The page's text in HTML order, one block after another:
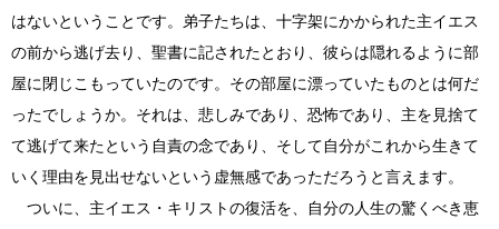
はないということです。弟子たちは、十字架にかかられた主イエス
の前から逃げ去り、聖書に記されたとおり、彼らは隠れるように部
屋に閉じこもっていたのです。その部屋に漂っていたものとは何だ
ったでしょうか。それは、悲しみであり、恐怖であり、主を見捨て
て逃げて来たという自責の念であり、そして自分がこれから生きて
いく理由を見出せないという虚無感であっただろうと言えます。
ついに、主イエス・キリストの復活を、自分の人生の驚くべき恵